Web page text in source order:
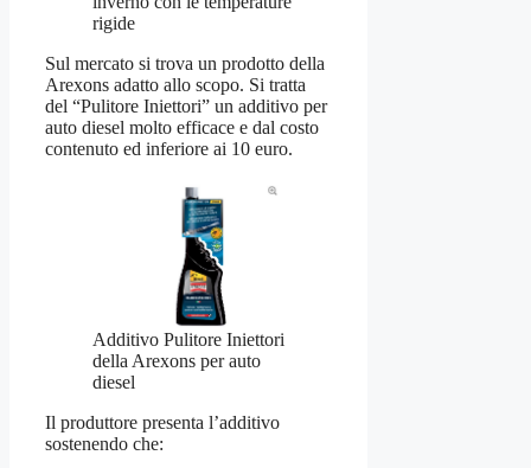
rigide
Sul mercato si trova un prodotto della
Arexons adatto allo scopo. Si tratta
del “Pulitore Iniettori” un additivo per
auto diesel molto efficace e dal costo
contenuto ed inferiore ai 10 euro.
Additivo Pulitore Iniettori
della Arexons per auto
diesel
Il produttore presenta l’additivo
sostenendo che: